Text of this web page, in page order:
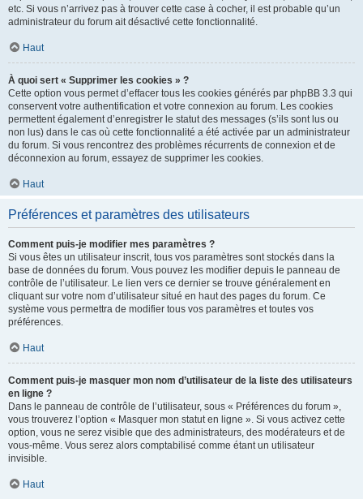
etc. Si vous n’arrivez pas à trouver cette case à cocher, il est probable qu’un
administrateur du forum ait désactivé cette fonctionnalité.
Haut
À quoi sert « Supprimer les cookies » ?
Cette option vous permet d’effacer tous les cookies générés par phpBB 3.3 qui
conservent votre authentification et votre connexion au forum. Les cookies
permettent également d’enregistrer le statut des messages (s’ils sont lus ou
non lus) dans le cas où cette fonctionnalité a été activée par un administrateur
du forum. Si vous rencontrez des problèmes récurrents de connexion et de
déconnexion au forum, essayez de supprimer les cookies.
Haut
Préférences et paramètres des utilisateurs
Comment puis-je modifier mes paramètres ?
Si vous êtes un utilisateur inscrit, tous vos paramètres sont stockés dans la
base de données du forum. Vous pouvez les modifier depuis le panneau de
contrôle de l’utilisateur. Le lien vers ce dernier se trouve généralement en
cliquant sur votre nom d’utilisateur situé en haut des pages du forum. Ce
système vous permettra de modifier tous vos paramètres et toutes vos
préférences.
Haut
Comment puis-je masquer mon nom d’utilisateur de la liste des utilisateurs
en ligne ?
Dans le panneau de contrôle de l’utilisateur, sous « Préférences du forum »,
vous trouverez l’option « Masquer mon statut en ligne ». Si vous activez cette
option, vous ne serez visible que des administrateurs, des modérateurs et de
vous-même. Vous serez alors comptabilisé comme étant un utilisateur
invisible.
Haut